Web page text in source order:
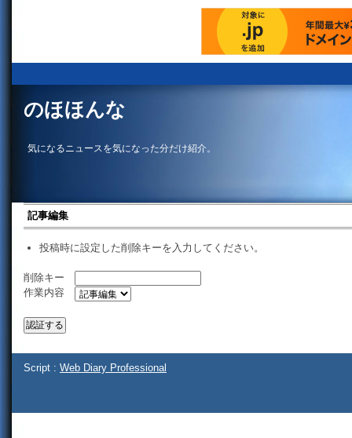
のほほんな
気になるニュースを気になった分だけ紹介。
記事編集
投稿時に設定した削除キーを入力してください。
削除キー
作業内容
Script : Web Diary Professional